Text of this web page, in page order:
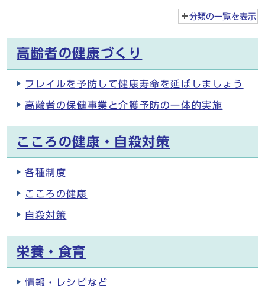
分類の一覧を表示
高齢者の健康づくり
フレイルを予防して健康寿命を延ばしましょう
高齢者の保健事業と介護予防の一体的実施
こころの健康・自殺対策
各種制度
こころの健康
自殺対策
栄養・食育
情報・レシピなど